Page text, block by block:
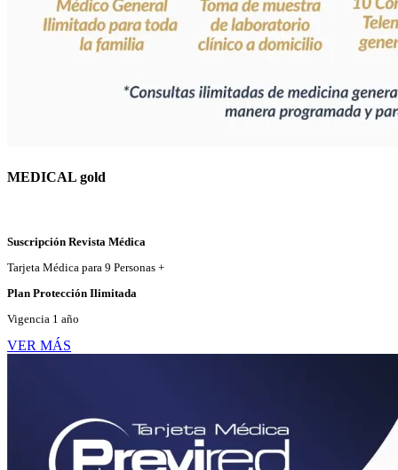
MEDICAL gold
Suscripción Revista Médica
Tarjeta Médica para 9 Personas +
Plan Protección Ilimitada
Vigencia 1 año
VER MÁS